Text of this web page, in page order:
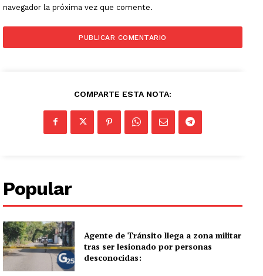
navegador la próxima vez que comente.
COMPARTE ESTA NOTA:
Popular
Agente de Tránsito llega a zona militar
tras ser lesionado por personas
desconocidas: